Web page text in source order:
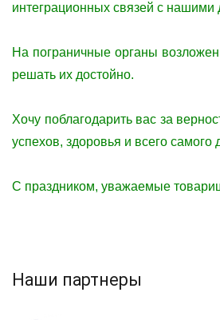
интеграционных связей с
На пограничные органы
решать их достойно.
Хочу поблагодарить вас за
успехов, здоровья и всего
С праздником, уважаемые
Наши партнеры